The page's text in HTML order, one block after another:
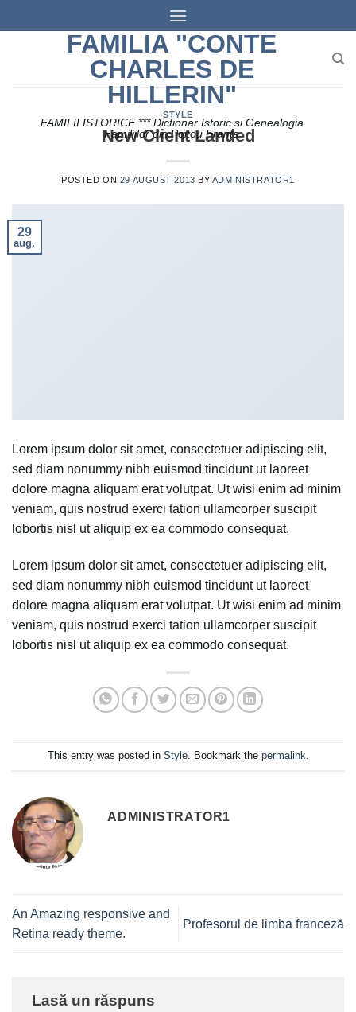
to
FAMILIA "CONTE
CHARLES DE
HILLERIN"
FAMILII ISTORICE *** Dictionar Istoric si Genealogia
Familiilor din Poitou Franța
STYLE
New Client Landed
POSTED ON 29 AUGUST 2013 BY ADMINISTRATOR1
29
aug.
Lorem ipsum dolor sit amet, consectetuer adipiscing elit,
sed diam nonummy nibh euismod tincidunt ut laoreet
dolore magna aliquam erat volutpat. Ut wisi enim ad minim
veniam, quis nostrud exerci tation ullamcorper suscipit
lobortis nisl ut aliquip ex ea commodo consequat.
Lorem ipsum dolor sit amet, consectetuer adipiscing elit,
sed diam nonummy nibh euismod tincidunt ut laoreet
dolore magna aliquam erat volutpat. Ut wisi enim ad minim
veniam, quis nostrud exerci tation ullamcorper suscipit
lobortis nisl ut aliquip ex ea commodo consequat.
This entry was posted in Style. Bookmark the permalink.
ADMINISTRATOR1
An Amazing responsive and
Retina ready theme.
Profesorul de limba franceză
Lasă un răspuns